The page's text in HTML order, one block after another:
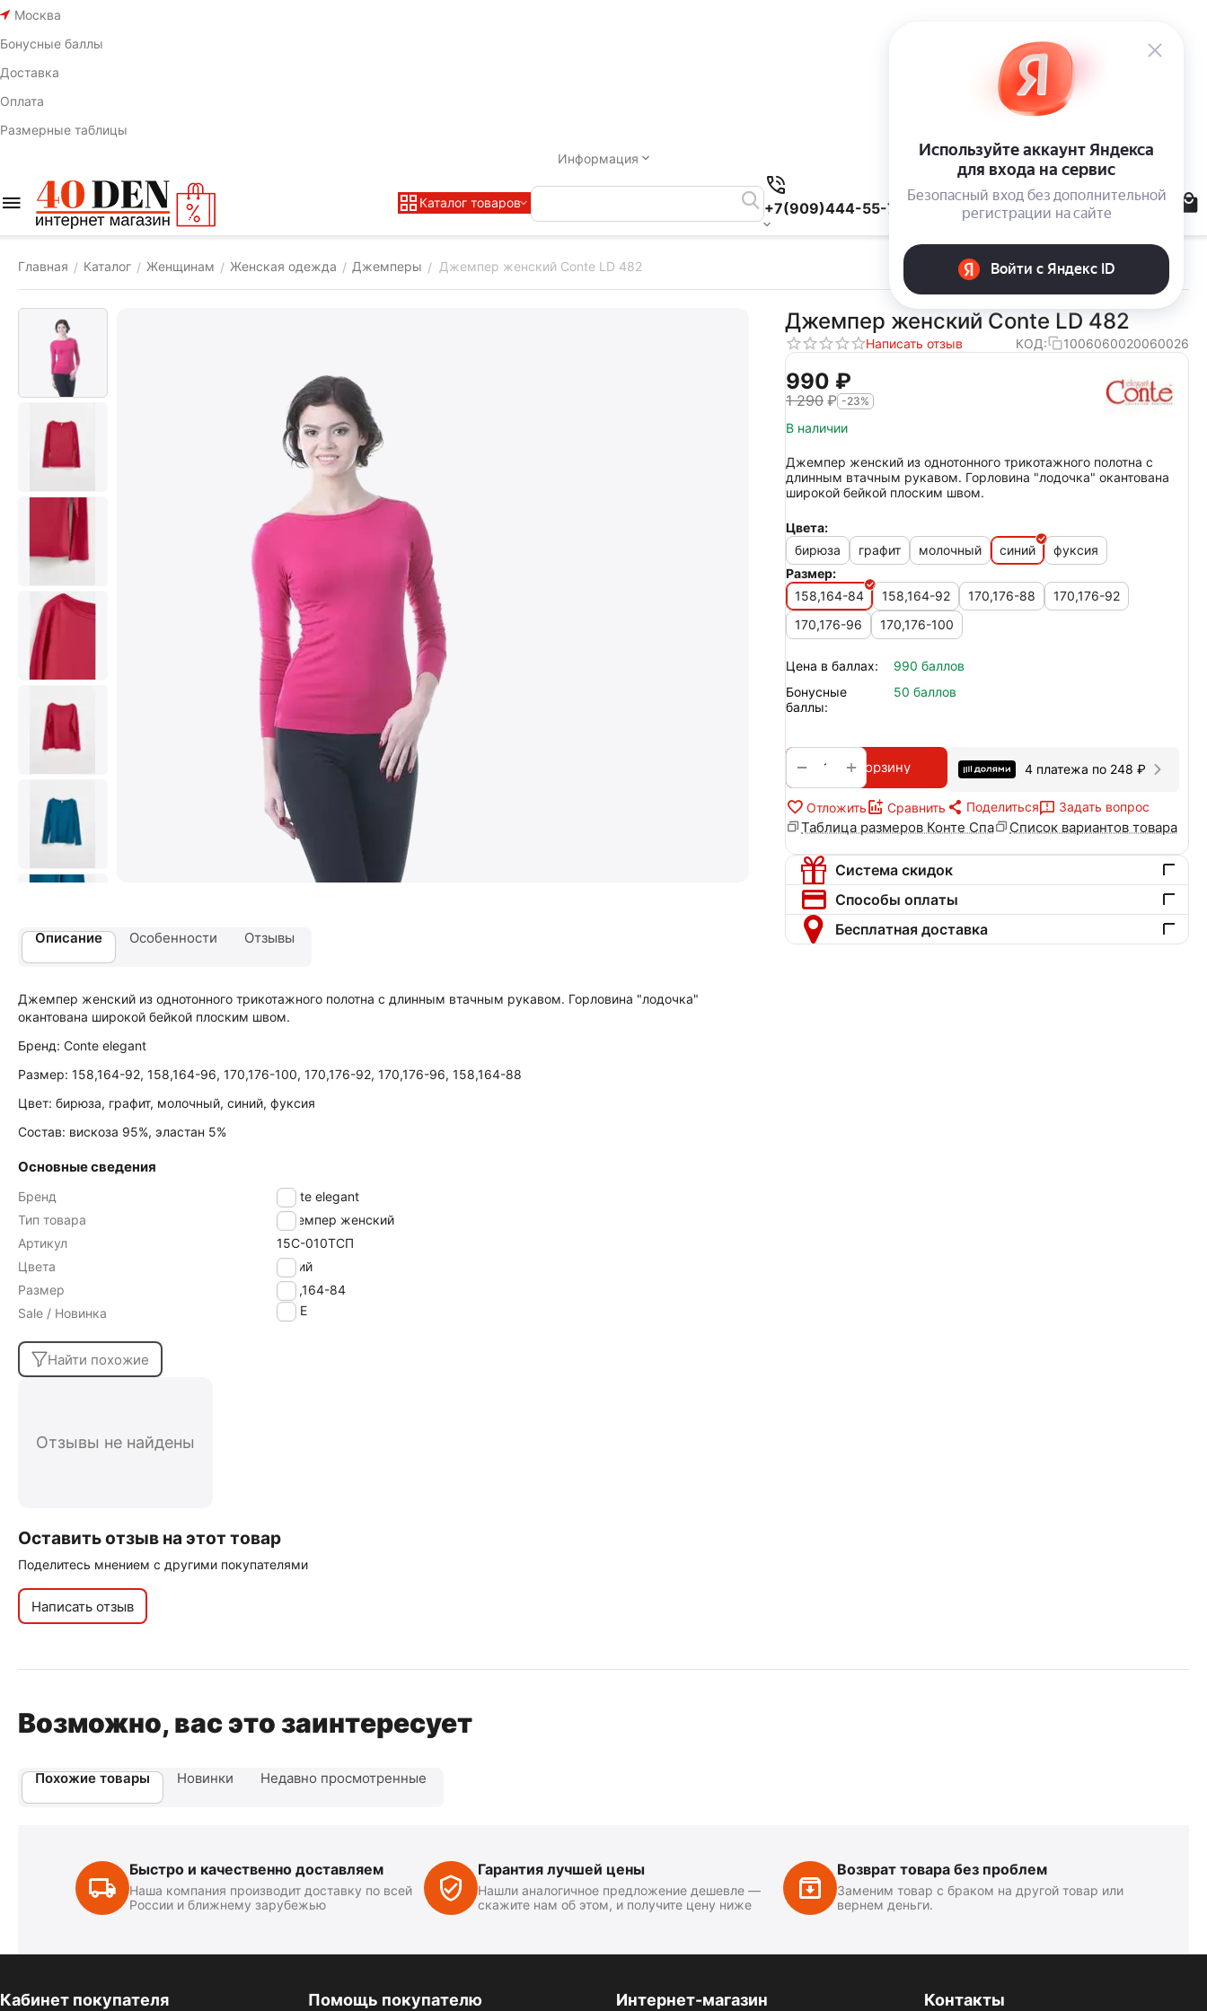
Москва
Бонусные баллы
Доставка
Оплата
Размерные таблицы
Информация
Каталог товаров +7(909)444-55-78
Главная / Каталог / Женщинам / Женская одежда / Джемперы / Джемпер женский Conte LD 482
Джемпер женский Conte LD 482
Написать отзыв КОД: 1006060020060026
‍990‍ ₽
1 290 ₽ -23%
В наличии
Джемпер женский из однотонного трикотажного полотна с
длинным втачным рукавом. Горловина "лодочка" окантована
широкой бейкой плоским швом.
Цвета:
бирюза
графит молочный синий
фуксия
Размер:
158,164-84
158,164-92 170,176-88
170,176-92
170,176-96
170,176-100
Цена в баллах:
990 баллов
Бонусные
баллы:
50 баллов
+
− В корзину 4 платежа по 248 ₽
Отложить Сравнить Поделиться Задать вопрос
Таблица размеров Конте Спа Список вариантов товара
Система скидок
Способы оплаты
Бесплатная доставка
Описание Особенности Отзывы
Джемпер женский из однотонного трикотажного полотна с длинным втачным рукавом. Горловина "лодочка"
окантована широкой бейкой плоским швом.
Бренд: Conte elegant
Размер: 158,164-92, 158,164-96, 170,176-100, 170,176-92, 170,176-96, 158,164-88
Цвет: бирюза, графит, молочный, синий, фуксия
Состав: вискоза 95%, эластан 5%
Основные сведения
Бренд
Conte elegant
Тип товара
Джемпер женский
Артикул
15С-010ТСП
Цвета
синий
Размер
158,164-84
Sale / Новинка
SALE
Найти похожие
Отзывы не найдены
Оставить отзыв на этот товар
Поделитесь мнением с другими покупателями
Написать отзыв
Возможно, вас это заинтересует
Похожие товары Новинки Недавно просмотренные
Быстро и качественно доставляем
Наша компания производит доставку по всей
России и ближнему зарубежью
Гарантия лучшей цены
Нашли аналогичное предложение дешевле —
скажите нам об этом, и получите цену ниже
Возврат товара без проблем
Заменим товар с браком на другой товар или
вернем деньги.
Кабинет покупателя Помощь покупателю Интернет-магазин Контакты